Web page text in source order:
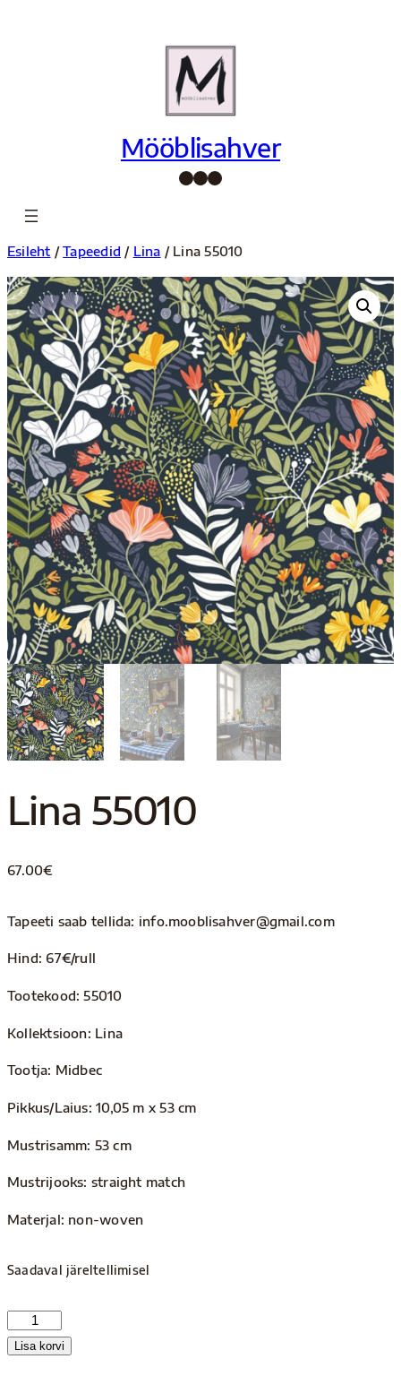
Mööblisahver
Facebook InstagramPinterest
Esileht /Tapeedid / Lina / Lina 55010
Lina 55010
67.00€
Tapeeti saab tellida: info.mooblisahver@gmail.com
Hind: 67€/rull
Tootekood: 55010
Kollektsioon: Lina
Tootja: Midbec
Pikkus/Laius: 10,05 m x 53 cm
Mustrisamm: 53 cm
Mustrijooks: straight match
Materjal: non-woven
Saadaval järeltellimisel
Lina
55010
Lisa korvi